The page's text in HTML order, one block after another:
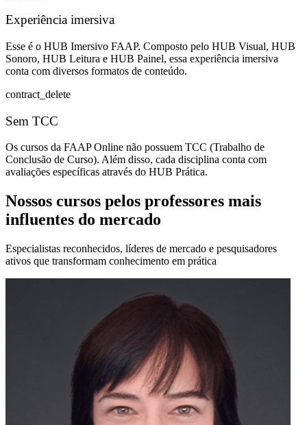
Experiência imersiva
Esse é o HUB Imersivo FAAP. Composto pelo HUB Visual, HUB
Sonoro, HUB Leitura e HUB Painel, essa experiência imersiva
conta com diversos formatos de conteúdo.
contract_delete
Sem TCC
Os cursos da FAAP Online não possuem TCC (Trabalho de
Conclusão de Curso). Além disso, cada disciplina conta com
avaliações específicas através do HUB Prática.
Nossos cursos pelos professores mais
influentes do mercado
Especialistas reconhecidos, líderes de mercado e pesquisadores
ativos que transformam conhecimento em prática